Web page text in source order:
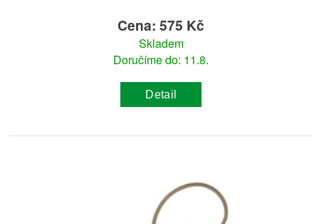
Cena: 575 Kč
Skladem
Doručíme do: 11.8.
Detail